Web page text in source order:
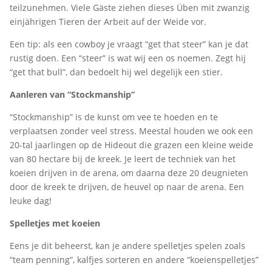
teilzunehmen. Viele Gäste ziehen dieses Üben mit zwanzig
einjährigen Tieren der Arbeit auf der Weide vor.
Een tip: als een cowboy je vraagt “get that steer” kan je dat
rustig doen. Een “steer” is wat wij een os noemen. Zegt hij
“get that bull”, dan bedoelt hij wel degelijk een stier.
Aanleren van “Stockmanship”
“Stockmanship” is de kunst om vee te hoeden en te
verplaatsen zonder veel stress. Meestal houden we ook een
20-tal jaarlingen op de Hideout die grazen een kleine weide
van 80 hectare bij de kreek. Je leert de techniek van het
koeien drijven in de arena, om daarna deze 20 deugnieten
door de kreek te drijven, de heuvel op naar de arena. Een
leuke dag!
Spelletjes met koeien
Eens je dit beheerst, kan je andere spelletjes spelen zoals
“team penning”, kalfjes sorteren en andere “koeienspelletjes”